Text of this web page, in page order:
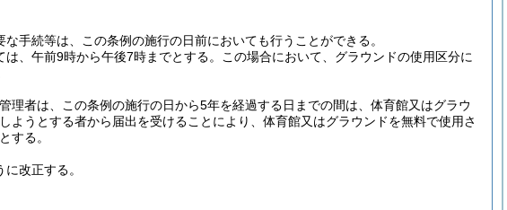
手続等は、この条例の施行の日前においても行うことができる。
、午前9時から午後7時までとする。
この場合において、グラウンドの使用区分に
理者は、この条例の施行の日から5年を経過する日までの間は、体育館又はグラウ
うとする者から届出を受けることにより、体育館又はグラウンドを無料で使用さ
する。
改正する。